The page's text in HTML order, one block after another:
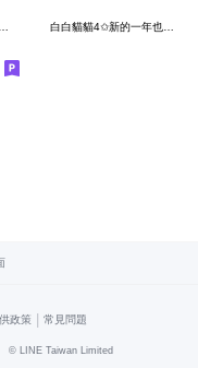
藍熊貓貓22✩你再吵就把你喀擦! 白白貓貓4✩新的一年也要買買買✩
政策 | 常見問題
© LINE Taiwan Limited